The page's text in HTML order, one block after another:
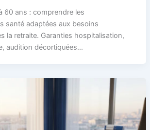
60 ans : comprendre les
santé adaptées aux besoins
la retraite. Garanties hospitalisation,
audition décortiquées…